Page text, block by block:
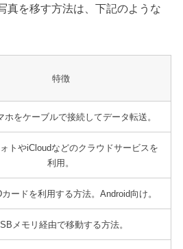
真を移す方法は、下記のような
特徴
ホをケーブルで接続してデータ転送。
トやiCloudなどのクラウドサービスを
利用。
ードを利用する方法。Android向け。
メモリ経由で移動する方法。